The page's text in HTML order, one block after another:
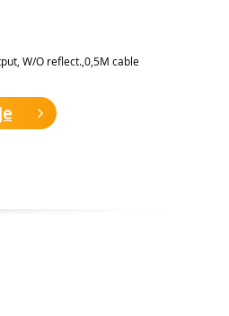
W/O reflect.,0,5M cable